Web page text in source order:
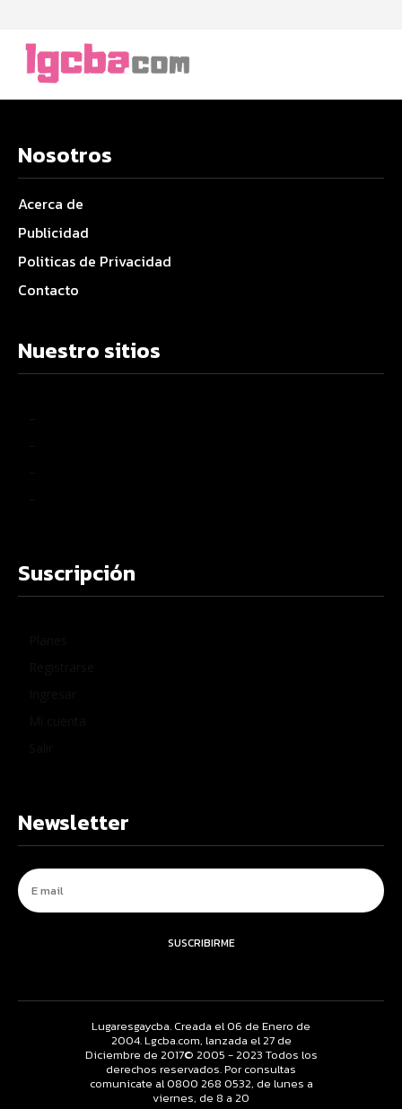
Nosotros
Acerca de
Publicidad
Politicas de Privacidad
Contacto
Nuestro sitios
Suscripción
Newsletter
SUSCRIBIRME
Lugaresgaycba. Creada el 06 de Enero de
2004. Lgcba.com, lanzada el 27 de
Diciembre de 2017© 2005 - 2023 Todos los
derechos reservados. Por consultas
comunicate al 0800 268 0532, de lunes a
viernes, de 8 a 20